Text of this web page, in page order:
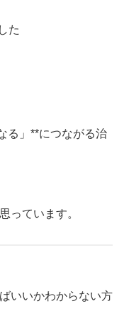
た
る」**につながる治
っています。
いいかわからない方